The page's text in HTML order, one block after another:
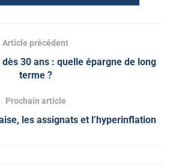
Article précédent
30 ans : quelle épargne de long
terme ?
Prochain article
les assignats et l’hyperinflation